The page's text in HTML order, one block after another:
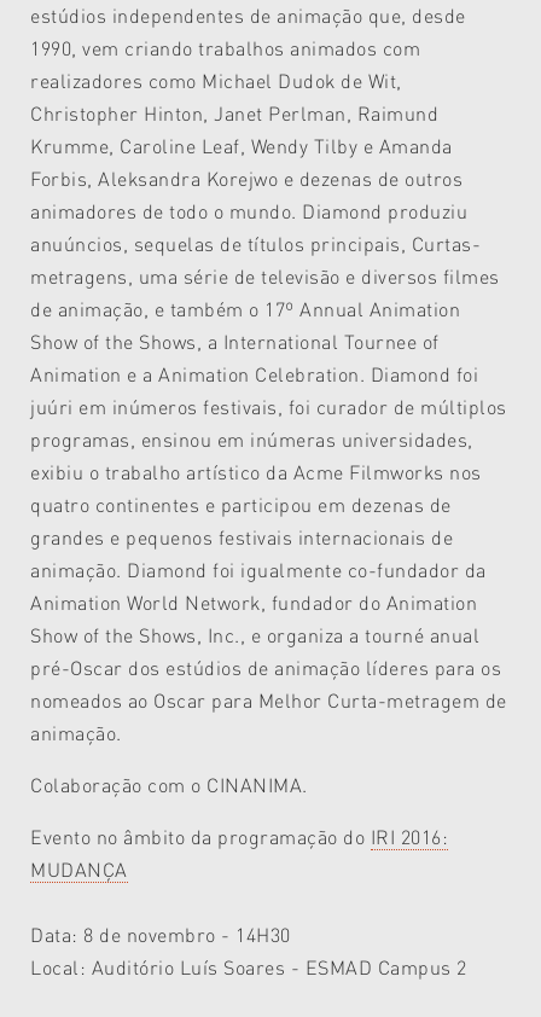
estúdios independentes de animação que, desde
1990, vem criando trabalhos animados com
realizadores como Michael Dudok de Wit,
Christopher Hinton, Janet Perlman, Raimund
Krumme, Caroline Leaf, Wendy Tilby e Amanda
Forbis, Aleksandra Korejwo e dezenas de outros
animadores de todo o mundo. Diamond produziu
anuúncios, sequelas de títulos principais, Curtas-
metragens, uma série de televisão e diversos filmes
de animação, e também o 17º Annual Animation
Show of the Shows, a International Tournee of
Animation e a Animation Celebration. Diamond foi
juúri em inúmeros festivais, foi curador de múltiplos
programas, ensinou em inúmeras universidades,
exibiu o trabalho artístico da Acme Filmworks nos
quatro continentes e participou em dezenas de
grandes e pequenos festivais internacionais de
animação. Diamond foi igualmente co-fundador da
Animation World Network, fundador do Animation
Show of the Shows, Inc., e organiza a tourné anual
pré-Oscar dos estúdios de animação líderes para os
nomeados ao Oscar para Melhor Curta-metragem de
animação.
Colaboração com o CINANIMA.
Evento no âmbito da programação do IRI 2016:
MUDANÇA
Data: 8 de novembro - 14H30
Local: Auditório Luís Soares - ESMAD Campus 2